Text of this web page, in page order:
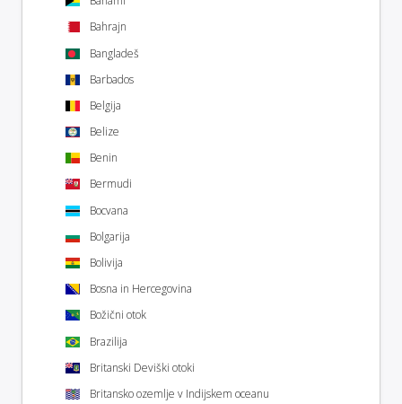
Bahrajn
Bangladeš
Barbados
Belgija
Belize
Benin
Bermudi
Bocvana
Bolgarija
Bolivija
Bosna in Hercegovina
Božični otok
Brazilija
Britanski Deviški otoki
Britansko ozemlje v Indijskem oceanu